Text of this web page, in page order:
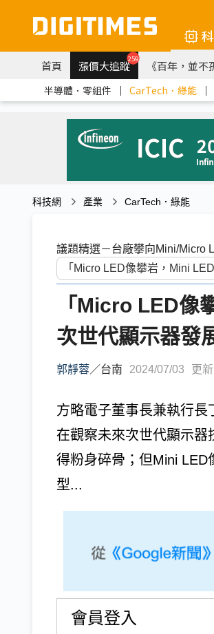
首頁 漲價大追蹤259 《百年，並
半導體．零組件 ｜ CarTech．綠能 ｜
科技網 產業 CarTech．綠能
議題精選－台廠攀向Mini/Micro
「Micro LED像
次世代顯示器發
郭靜蓉／台南 2024/07/03 更
方略電子董事長兼執行長
在觀察未來次世代顯示
得粉身碎骨；但Mini
型...
會員登入